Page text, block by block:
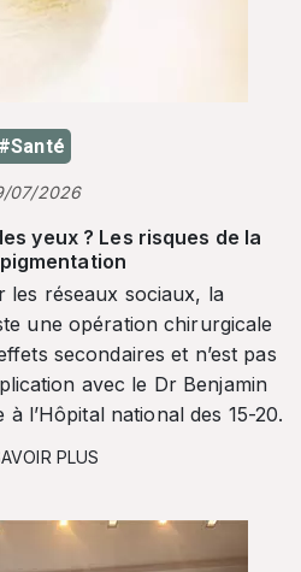
#Santé
07/2026
yeux ? Les risques de la
les réseaux sociaux, la
une opération chirurgicale
secondaires et n’est pas
avec le Dr Benjamin
l’Hôpital national des 15-20.
PLUS